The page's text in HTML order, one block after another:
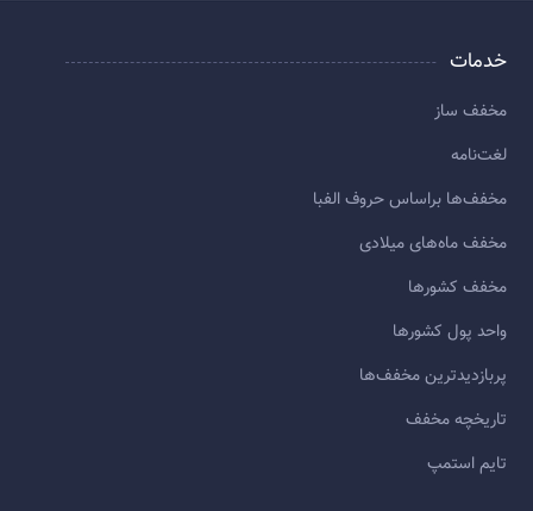
خدمات
مخفف ساز
لغت‌نامه
مخفف‌ها براساس حروف الفبا
مخفف ماه‌های میلادی
مخفف کشورها
واحد پول کشورها
پربازديدترين مخفف‌ها
تاريخچه مخفف
تایم استمپ